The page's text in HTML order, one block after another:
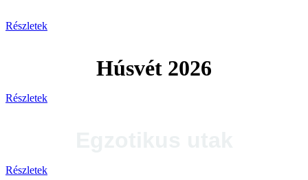
Részletek
Húsvét 2026
Részletek
Részletek